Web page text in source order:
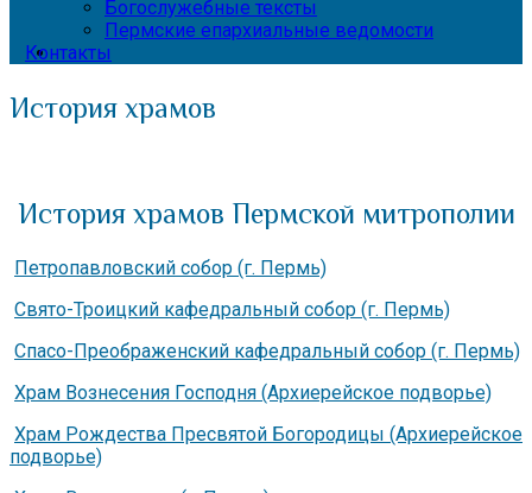
Богослужебные тексты
Пермские епархиальные ведомости
Контакты
История храмов
История храмов Пермской митрополии
Петропавловский собор (г. Пермь)
Свято-Троицкий кафедральный собор (г. Пермь)
Спасо-Преображенский кафедральный собор (г. Пермь)
Храм Вознесения Господня (Архиерейское подворье)
Храм Рождества Пресвятой Богородицы (Архиерейское
подворье)